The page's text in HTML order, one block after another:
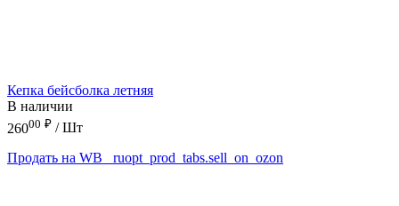
Кепка бейсболка летняя
В наличии
26000 ₽ / Шт
Продать на WB
_ruopt_prod_tabs.sell_on_ozon